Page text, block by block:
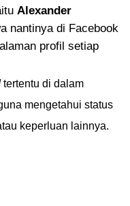
Alexander
nantinya di Facebook
profil setiap
tertentu di dalam
mengetahui status
keperluan lainnya.